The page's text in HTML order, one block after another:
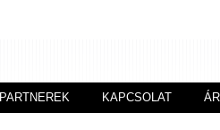
PARTNEREK KAPCSOLAT